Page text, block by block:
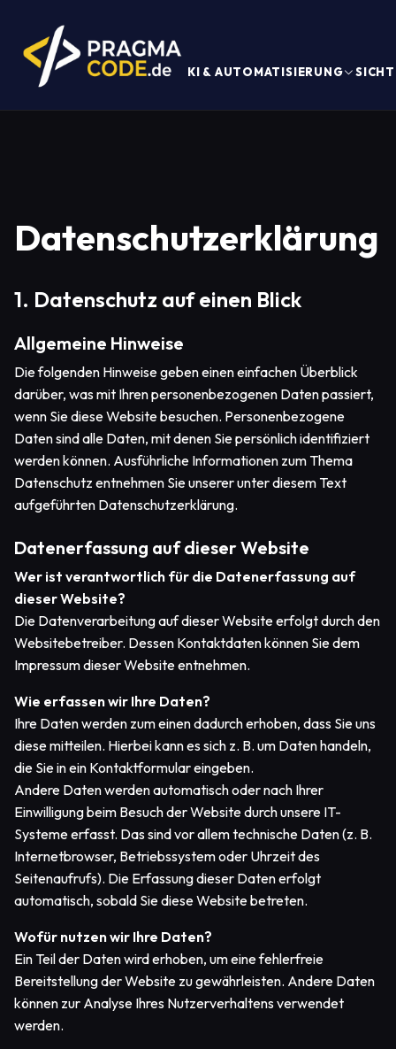
KI & AUTOMATISIERUNG
Datenschutzerklärung
1. Datenschutz auf einen Blick
Allgemeine Hinweise
Die folgenden Hinweise geben einen einfachen Überblick
darüber, was mit Ihren personenbezogenen Daten passiert,
wenn Sie diese Website besuchen. Personenbezogene
Daten sind alle Daten, mit denen Sie persönlich identifiziert
werden können. Ausführliche Informationen zum Thema
Datenschutz entnehmen Sie unserer unter diesem Text
aufgeführten Datenschutzerklärung.
Datenerfassung auf dieser Website
Wer ist verantwortlich für die Datenerfassung auf
dieser Website?
Die Datenverarbeitung auf dieser Website erfolgt durch den
Websitebetreiber. Dessen Kontaktdaten können Sie dem
Impressum dieser Website entnehmen.
Wie erfassen wir Ihre Daten?
Ihre Daten werden zum einen dadurch erhoben, dass Sie uns
diese mitteilen. Hierbei kann es sich z. B. um Daten handeln,
die Sie in ein Kontaktformular eingeben.
Andere Daten werden automatisch oder nach Ihrer
Einwilligung beim Besuch der Website durch unsere IT-
Systeme erfasst. Das sind vor allem technische Daten (z. B.
Internetbrowser, Betriebssystem oder Uhrzeit des
Seitenaufrufs). Die Erfassung dieser Daten erfolgt
automatisch, sobald Sie diese Website betreten.
Wofür nutzen wir Ihre Daten?
Ein Teil der Daten wird erhoben, um eine fehlerfreie
Bereitstellung der Website zu gewährleisten. Andere Daten
können zur Analyse Ihres Nutzerverhaltens verwendet
werden.